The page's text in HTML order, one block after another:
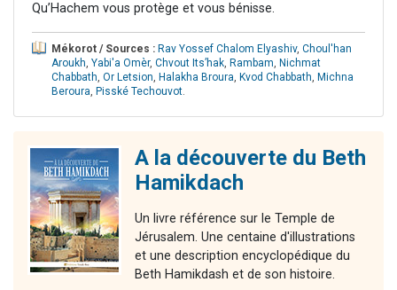
Qu’Hachem vous protège et vous bénisse.
Mékorot / Sources : Rav Yossef Chalom Elyashiv, Choul'han
Aroukh, Yabi'a Omèr, Chvout Its’hak, Rambam, Nichmat
Chabbath, Or Letsion, Halakha Broura, Kvod Chabbath, Michna
Beroura, Pisské Techouvot.
A la découverte du Beth
Hamikdach
Un livre référence sur le Temple de
Jérusalem. Une centaine d'illustrations
et une description encyclopédique du
Beth Hamikdash et de son histoire.